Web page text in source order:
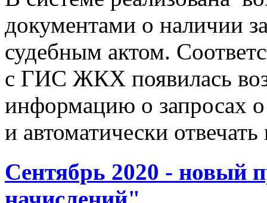
документами о наличии
судебным актом.
с ГИС ЖКХ появилась
информацию о запросах
и автоматически
Сентябрь 2020 - новый